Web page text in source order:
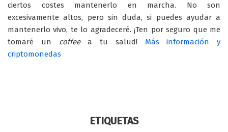
ciertos costes mantenerlo en marcha. No son
excesivamente altos, pero sin duda, si puedes ayudar a
mantenerlo vivo, te lo agradeceré. ¡Ten por seguro que me
tomaré un coffeea tu salud! Más información y
criptomonedas
ETIQUETAS